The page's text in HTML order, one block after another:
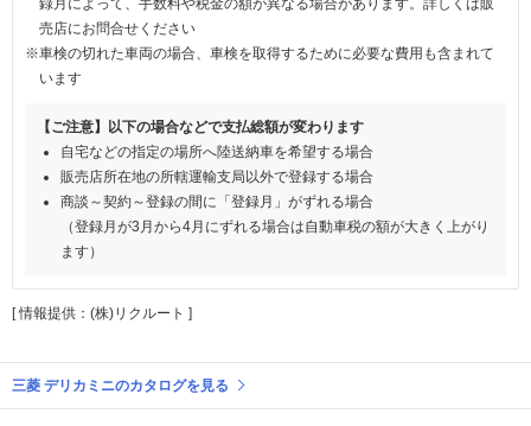
売店にお問合せください
※車検の切れた車両の場合、車検を取得するために必要な費用も含まれて
います
【ご注意】以下の場合などで支払総額が変わります
自宅などの指定の場所へ陸送納車を希望する場合
販売店所在地の所轄運輸支局以外で登録する場合
商談～契約～登録の間に「登録月」がずれる場合
（登録月が3月から4月にずれる場合は自動車税の額が大きく上がり
ます）
[ 情報提供：(株)リクルート ]
三菱 デリカミニのカタログを見る